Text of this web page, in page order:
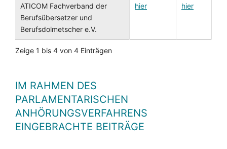
ATICOM Fachverband der
Berufsübersetzer und
Berufsdolmetscher e.V.
hier hier
Zeige 1 bis 4 von 4 Einträgen
IM RAHMEN DES
PARLAMENTARISCHEN
ANHÖRUNGSVERFAHRENS
EINGEBRACHTE BEITRÄGE